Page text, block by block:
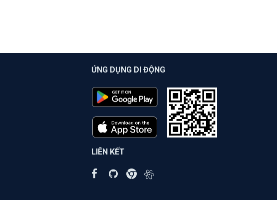
ỨNG DỤNG DI ĐỘNG
LIÊN KẾT